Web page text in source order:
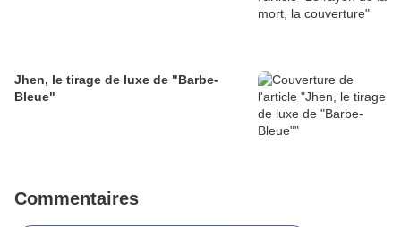
Jhen, le tirage de luxe de "Barbe-
Bleue"
Commentaires